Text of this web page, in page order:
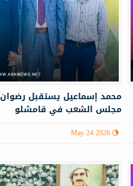
محمد إسماعيل يستقبل
مجلس الشعب في قامشلو
May 24 2026